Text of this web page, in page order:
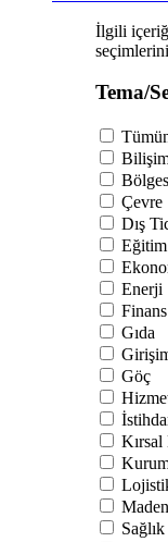
İlgili
Tema/
Çevre
Dış
Eğitim
Enerji
Finans
Gıda
Göç
Kırsal
Sağlık